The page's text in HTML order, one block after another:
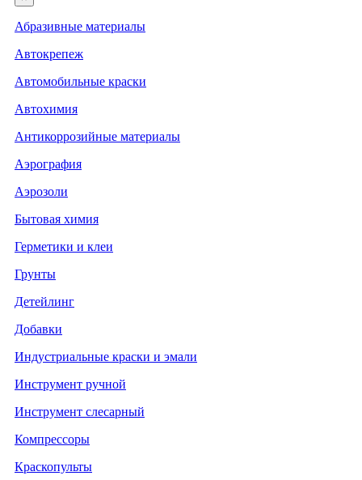
Абразивные материалы
Автокрепеж
Автомобильные краски
Автохимия
Антикоррозийные материалы
Аэрография
Аэрозоли
Бытовая химия
Герметики и клеи
Грунты
Детейлинг
Добавки
Индустриальные краски и эмали
Инструмент ручной
Инструмент слесарный
Компрессоры
Краскопульты